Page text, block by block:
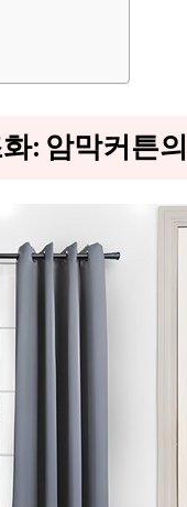
: 암막커튼